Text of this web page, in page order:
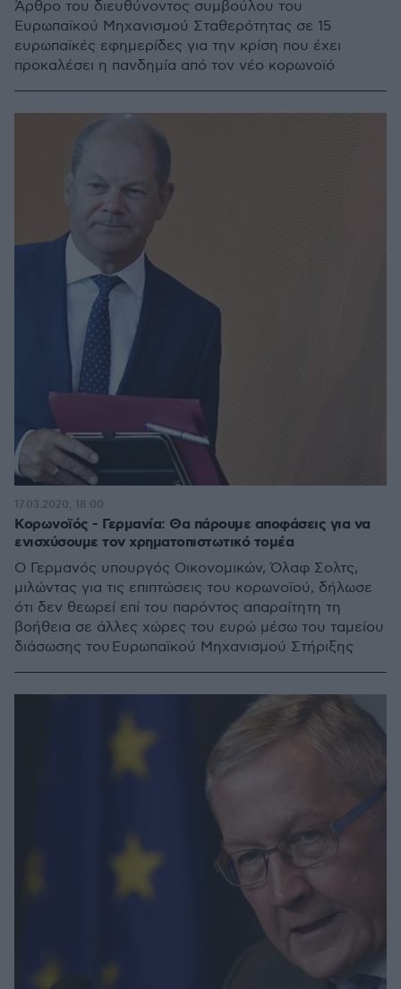
Άρθρο του διευθύνοντος συμβούλου του
Ευρωπαϊκού Μηχανισμού Σταθερότητας σε 15
ευρωπαϊκές εφημερίδες για την κρίση που έχει
προκαλέσει η πανδημία από τον νέο κορωνοϊό
Κορωνοϊός - Γερμανία: Θα πάρουμε αποφάσεις για να
ενισχύσουμε τον χρηματοπιστωτικό τομέα
Ο Γερμανός υπουργός Οικονομικών, Όλαφ Σολτς,
μιλώντας για τις επιπτώσεις του κορωνοϊού, δήλωσε
ότι δεν θεωρεί επί του παρόντος απαραίτητη τη
βοήθεια σε άλλες χώρες του ευρώ μέσω του ταμείου
διάσωσης του Ευρωπαϊκού Μηχανισμού Στήριξης
17.03.2020, 18:00